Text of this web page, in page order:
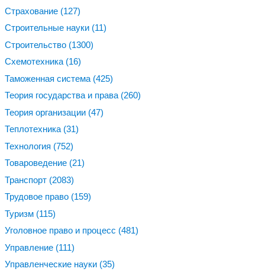
Страхование (127)
Строительные науки (11)
Строительство (1300)
Схемотехника (16)
Таможенная система (425)
Теория государства и права (260)
Теория организации (47)
Теплотехника (31)
Технология (752)
Товароведение (21)
Транспорт (2083)
Трудовое право (159)
Туризм (115)
Уголовное право и процесс (481)
Управление (111)
Управленческие науки (35)